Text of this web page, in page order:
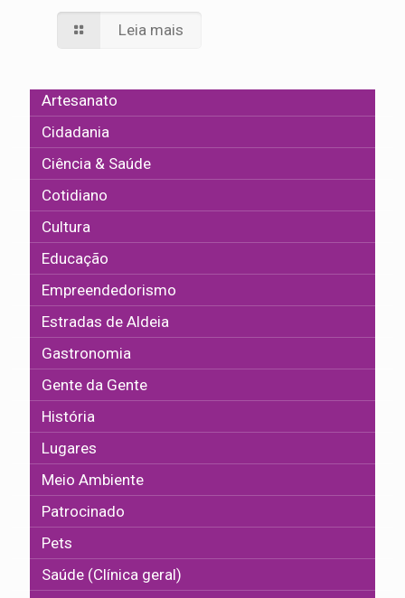
Leia mais
Artesanato
Cidadania
Ciência & Saúde
Cotidiano
Cultura
Educação
Empreendedorismo
Estradas de Aldeia
Gastronomia
Gente da Gente
História
Lugares
Meio Ambiente
Patrocinado
Pets
Saúde (Clínica geral)